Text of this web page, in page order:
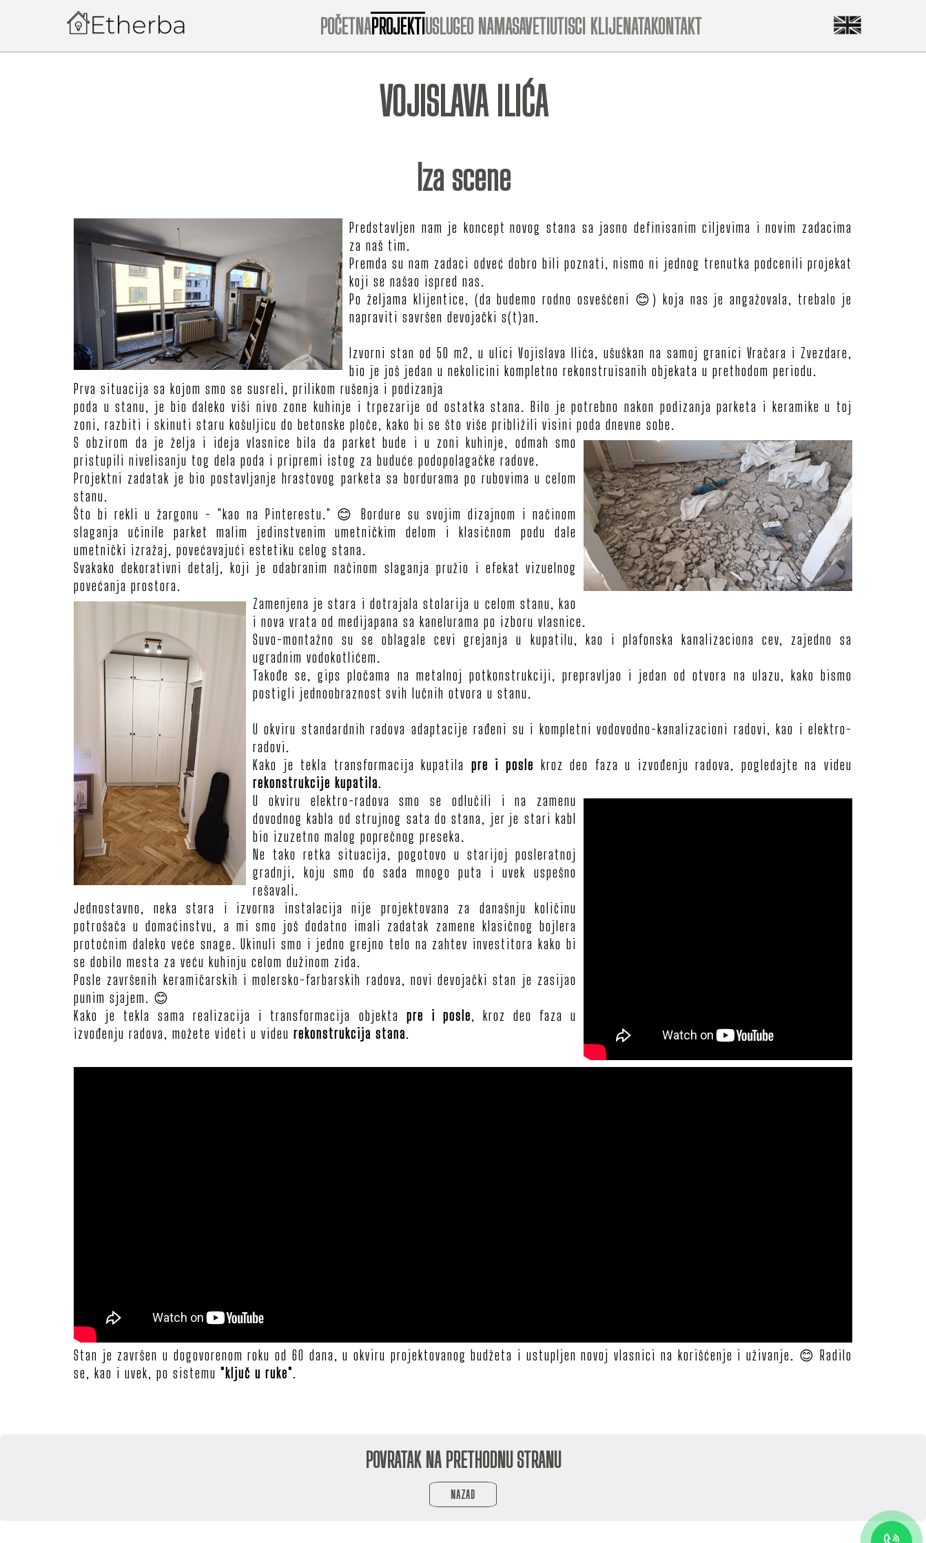
POČETNAPROJEKTIUSLUGEO NAMASAVETIUTISCI KLIJENATAKONTAKT
VOJISLAVA ILIĆA
Iza scene
Predstavljen nam je koncept novog stana sa jasno definisanim ciljevima i novim zadacima
za naš tim.
Premda su nam zadaci odveć dobro bili poznati, nismo ni jednog trenutka podcenili projekat
koji se našao ispred nas.
Po željama klijentice, (da budemo rodno osvešćeni 😊) koja nas je angažovala, trebalo je
napraviti savršen devojački s(t)an.
Izvorni stan od 50 m2, u ulici Vojislava Ilića, ušuškan na samoj granici Vračara i Zvezdare,
bio je još jedan u nekolicini kompletno rekonstruisanih objekata u prethodom periodu.
Prva situacija sa kojom smo se susreli, prilikom rušenja i podizanja
poda u stanu, je bio daleko viši nivo zone kuhinje i trpezarije od ostatka stana. Bilo je potrebno nakon podizanja parketa i keramike u toj
zoni, razbiti i skinuti staru košuljicu do betonske ploče, kako bi se što više približili visini poda dnevne sobe.
S obzirom da je želja i ideja vlasnice bila da parket bude i u zoni kuhinje, odmah smo
pristupili nivelisanju tog dela poda i pripremi istog za buduće podopolagačke radove.
Projektni zadatak je bio postavljanje hrastovog parketa sa bordurama po rubovima u celom
stanu.
Što bi rekli u žargonu - "kao na Pinterestu." 😊 Bordure su svojim dizajnom i načinom
slaganja učinile parket malim jedinstvenim umetničkim delom i klasičnom podu dale
umetnički izražaj, povećavajući estetiku celog stana.
Svakako dekorativni detalj, koji je odabranim načinom slaganja pružio i efekat vizuelnog
povećanja prostora.
Zamenjena je stara i dotrajala stolarija u celom stanu, kao
i nova vrata od medijapana sa kanelurama po izboru vlasnice.
Suvo-montažno su se oblagale cevi grejanja u kupatilu, kao i plafonska kanalizaciona cev, zajedno sa
ugradnim vodokotlićem.
Takođe se, gips pločama na metalnoj potkonstrukciji, prepravljao i jedan od otvora na ulazu, kako bismo
postigli jednoobraznost svih lučnih otvora u stanu.
U okviru standardnih radova adaptacije rađeni su i kompletni vodovodno-kanalizacioni radovi, kao i elektro-
radovi.
Kako je tekla transformacija kupatila pre i posle kroz deo faza u izvođenju radova, pogledajte na videu
rekonstrukcije kupatila.
U okviru elektro-radova smo se odlučili i na zamenu
dovodnog kabla od strujnog sata do stana, jer je stari kabl
bio izuzetno malog poprečnog preseka.
Ne tako retka situacija, pogotovo u starijoj posleratnoj
gradnji, koju smo do sada mnogo puta i uvek uspešno
rešavali.
Jednostavno, neka stara i izvorna instalacija nije projektovana za današnju količinu
potrošača u domaćinstvu, a mi smo još dodatno imali zadatak zamene klasičnog bojlera
protočnim daleko veće snage. Ukinuli smo i jedno grejno telo na zahtev investitora kako bi
se dobilo mesta za veću kuhinju celom dužinom zida.
Posle završenih keramičarskih i molersko-farbarskih radova, novi devojački stan je zasijao
punim sjajem. 😊
Kako je tekla sama realizacija i transformacija objekta pre i posle, kroz deo faza u
izvođenju radova, možete videti u videu rekonstrukcija stana.
Stan je završen u dogovorenom roku od 60 dana, u okviru projektovanog budžeta i ustupljen novoj vlasnici na korišćenje i uživanje. 😊 Radilo
se, kao i uvek, po sistemu "ključ u ruke".
POVRATAK NA PRETHODNU STRANU
NAZAD